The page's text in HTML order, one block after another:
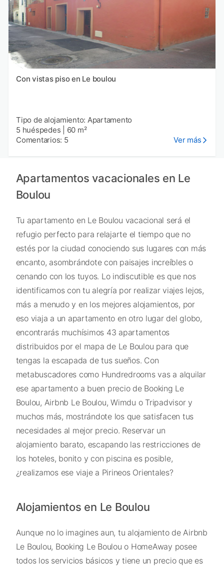
Con vistas piso en Le boulou
Tipo de alojamiento: Apartamento
5 huéspedes
60 m²
Comentarios: 5
Ver más
Apartamentos vacacionales en Le
Boulou
Tu apartamento en Le Boulou vacacional será el
refugio perfecto para relajarte el tiempo que no
estés por la ciudad conociendo sus lugares con más
encanto, asombrándote con paisajes increíbles o
cenando con los tuyos. Lo indiscutible es que nos
identificamos con tu alegría por realizar viajes lejos,
más a menudo y en los mejores alojamientos, por
eso viaja a un apartamento en otro lugar del globo,
encontrarás muchísimos 43 apartamentos
distribuidos por el mapa de Le Boulou para que
tengas la escapada de tus sueños. Con
metabuscadores como Hundredrooms vas a alquilar
ese apartamento a buen precio de Booking Le
Boulou, Airbnb Le Boulou, Wimdu o Tripadvisor y
muchos más, mostrándote los que satisfacen tus
necesidades al mejor precio. Reservar un
alojamiento barato, escapando las restricciones de
los hoteles, bonito y con piscina es posible,
¿realizamos ese viaje a Pirineos Orientales?
Alojamientos en Le Boulou
Aunque no lo imagines aun, tu alojamiento de Airbnb
Le Boulou, Booking Le Boulou o HomeAway posee
todos los servicios básicos y tiene un precio que es